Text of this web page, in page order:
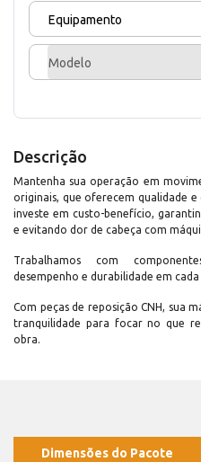
Equipamento
Modelo
Descrição
Mantenha sua operação em
originais, que oferecem qualidade
investe em custo-benefício,
e evitando dor de cabeça com
Trabalhamos com
desempenho e durabilidade em
Com peças de reposição CNH, sua
tranquilidade para focar no que
obra.
Dimensões do Pacote